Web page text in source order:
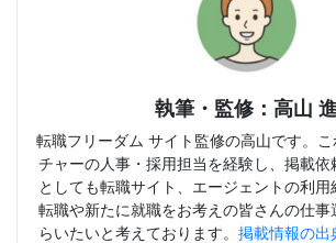
執筆・監修：高山 進
転職フリーダム サイト監修の高山です。
チャーの人事・採用担当を経験し、掲載依
としても転職サイト、エージェントの利用
転職や新たに就職をお考えの皆さんの仕事
らいたいと考えております。 掲載情報の出